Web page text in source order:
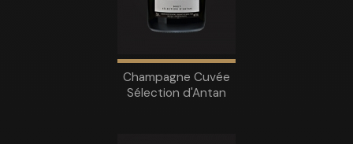
Champagne Cuvée
Sélection d'Antan